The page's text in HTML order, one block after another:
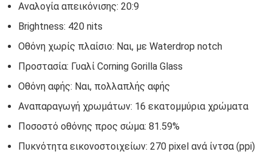
Αναλογία απεικόνισης: 20:9
Brightness: 420 nits
Οθόνη χωρίς πλαίσιο: Ναι, με Waterdrop notch
Προστασία: Γυαλί Corning Gorilla Glass
Οθόνη αφής: Ναι, πολλαπλής αφής
Αναπαραγωγή χρωμάτων: 16 εκατομμύρια χρώματα
Ποσοστό οθόνης προς σώμα: 81.59%
Πυκνότητα εικονοστοιχείων: 270 pixel ανά ίντσα (ppi)